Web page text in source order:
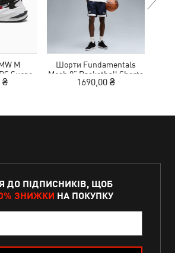
M
Surge
₴
Шорти Fundamentals
Mesh 8" Basketball Shorts
Men
1690,00 ₴
ДО ПІДПИСНИКІВ, ЩОБ
ЗНИЖКИ НА ПОКУПКУ